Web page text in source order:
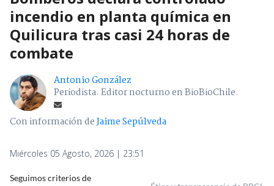
incendio en planta química en
Quilicura tras casi 24 horas de
combate
Antonio González
Periodista. Editor nocturno en BioBioChile.
Con información deJaime Sepúlveda
Miércoles 05 Agosto, 2026 | 23:51
Seguimos criterios de